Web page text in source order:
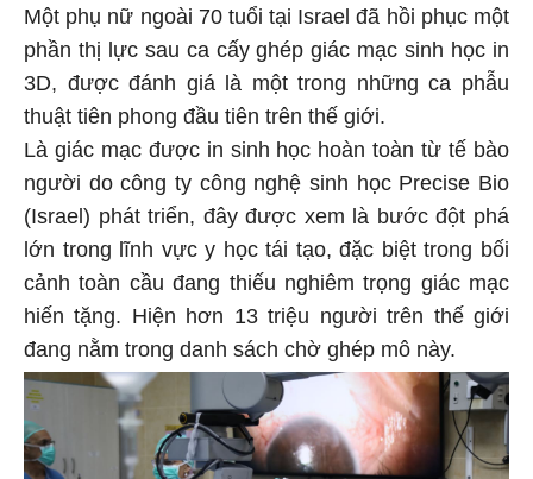
Một phụ nữ ngoài 70 tuổi tại Israel đã hồi phục một
phần thị lực sau ca cấy ghép giác mạc sinh học in
3D, được đánh giá là một trong những ca phẫu
thuật tiên phong đầu tiên trên thế giới.
Là giác mạc được in sinh học hoàn toàn từ tế bào
người do công ty công nghệ sinh học Precise Bio
(Israel) phát triển, đây được xem là bước đột phá
lớn trong lĩnh vực y học tái tạo, đặc biệt trong bối
cảnh toàn cầu đang thiếu nghiêm trọng giác mạc
hiến tặng. Hiện hơn 13 triệu người trên thế giới
đang nằm trong danh sách chờ ghép mô này.